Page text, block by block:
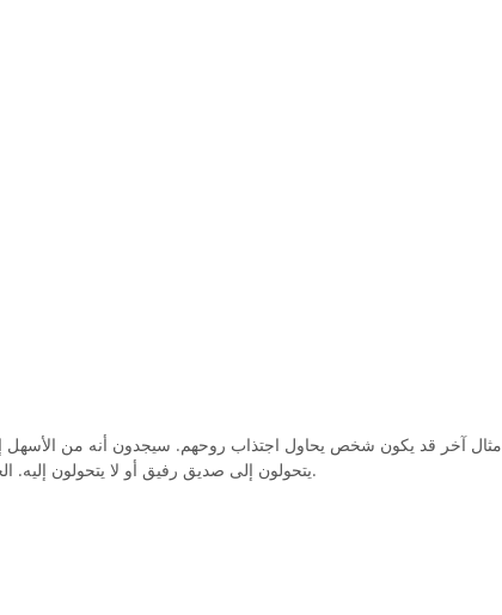
مثال آخر قد يكون شخص يحاول اجتذاب روحهم. سيجدون أنه من الأسهل
يتحولون إلى صديق رفيق أو لا يتحولون إليه. الخطوات الصغيرة تجلب نتائج أفضل.